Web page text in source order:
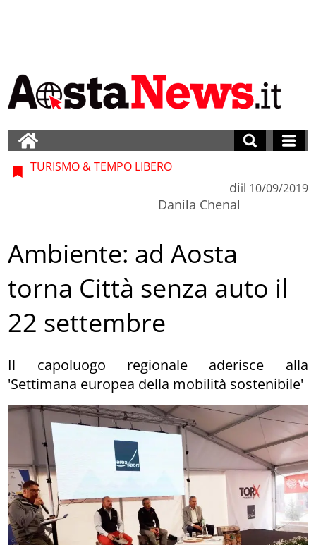
TURISMO & TEMPO LIBERO
di
Danila Chenal
il 10/09/2019
Ambiente: ad Aosta
torna Città senza auto il
22 settembre
Il capoluogo regionale aderisce alla
'Settimana europea della mobilità sostenibile'